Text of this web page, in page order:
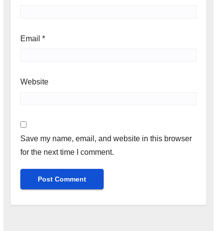
Email *
Website
Save my name, email, and website in this browser
for the next time I comment.